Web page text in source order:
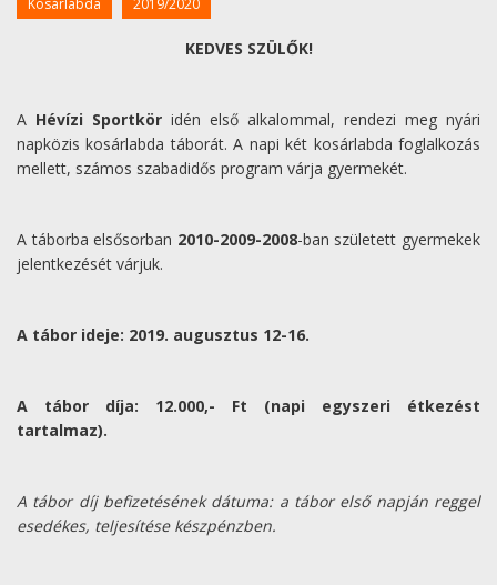
Kosárlabda 2019/2020
KEDVES SZÜLŐK!
A Hévízi Sportkör idén első alkalommal, rendezi meg nyári
napközis kosárlabda táborát. A napi két kosárlabda foglalkozás
mellett, számos szabadidős program várja gyermekét.
A táborba elsősorban 2010-2009-2008-ban született gyermekek
jelentkezését várjuk.
A tábor ideje: 2019. augusztus 12-16.
A tábor díja: 12.000,- Ft (napi egyszeri étkezést
tartalmaz).
A tábor díj befizetésének dátuma: a tábor első napján reggel
esedékes, teljesítése készpénzben.